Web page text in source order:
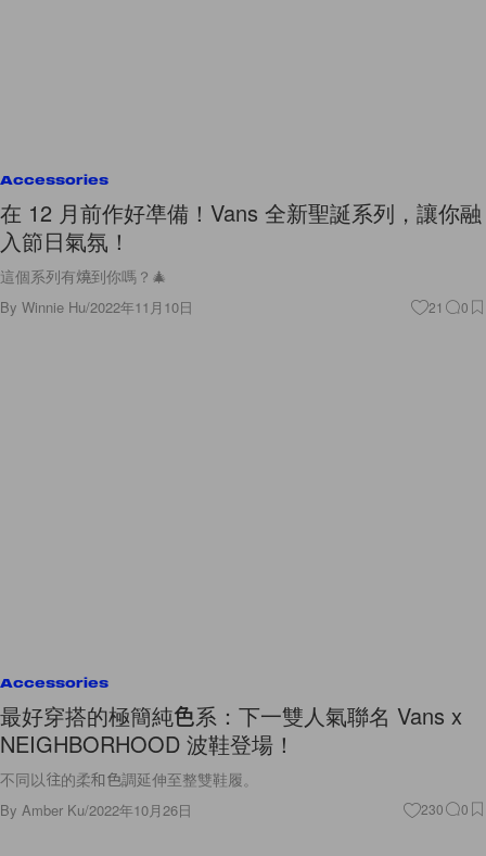
Accessories
在 12 月前作好凖備！Vans 全新聖誕系列，讓你融
入節日氣氛！
這個系列有燒到你嗎？🎄
By Winnie Hu/2022年11月10日 21 0
Accessories
最好穿搭的極簡純色系：下一雙人氣聯名 Vans x
NEIGHBORHOOD 波鞋登場！
不同以往的柔和色調延伸至整雙鞋履。
By Amber Ku/2022年10月26日 230 0